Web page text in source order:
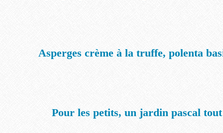
Asperges crème à la truffe, polenta
Pour les petits, un jardin pascal tout